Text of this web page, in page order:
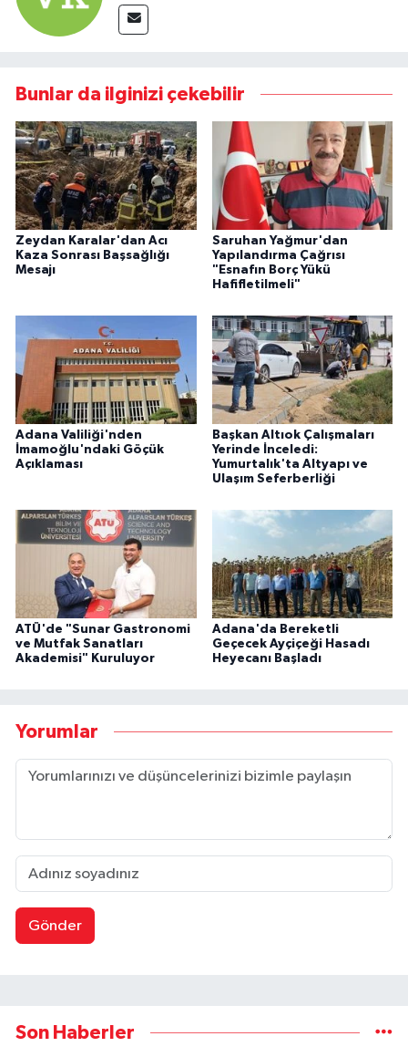
Bunlar da ilginizi çekebilir
Zeydan Karalar'dan Acı
Kaza Sonrası Başsağlığı
Mesajı
Saruhan Yağmur'dan
Yapılandırma Çağrısı
"Esnafın Borç Yükü
Hafifletilmeli"
Adana Valiliği'nden
İmamoğlu'ndaki Göçük
Açıklaması
Başkan Altıok Çalışmaları
Yerinde İnceledi:
Yumurtalık'ta Altyapı ve
Ulaşım Seferberliği
ATÜ'de "Sunar Gastronomi
ve Mutfak Sanatları
Akademisi" Kuruluyor
Adana'da Bereketli
Geçecek Ayçiçeği Hasadı
Heyecanı Başladı
Yorumlar
Gönder
Son Haberler